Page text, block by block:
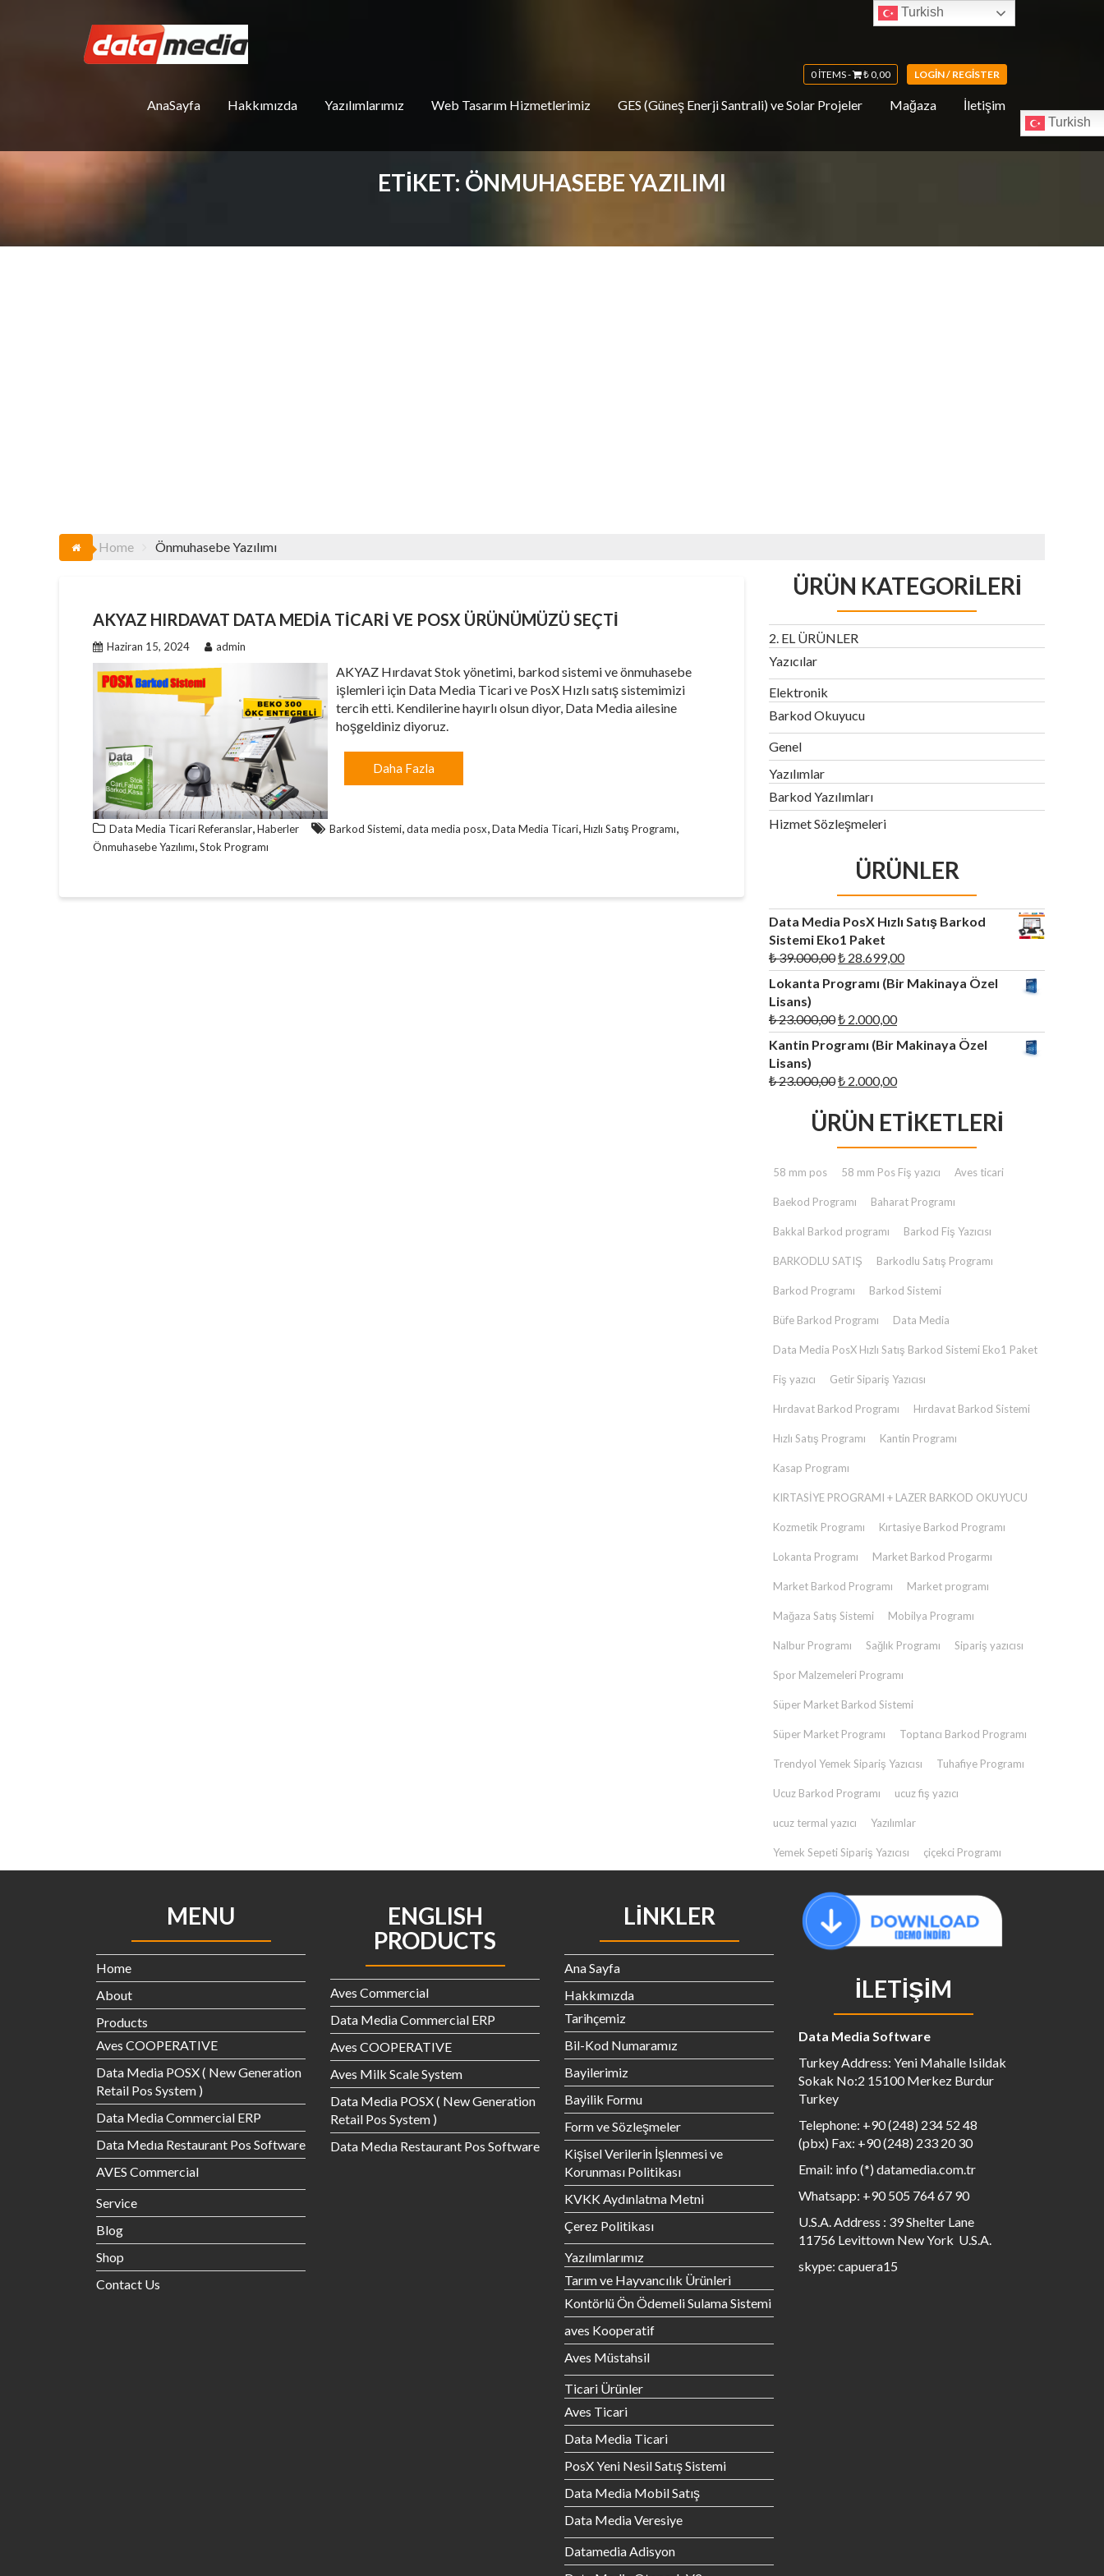
0 ITEMS - ₺0,00 LOGIN / REGISTER
AnaSayfa Hakkımızda Yazılımlarımız Web Tasarım Hizmetlerimiz GES (Güneş Enerji Santrali) ve Solar Projeler Mağaza İletişim
Turkish
ETIKET: ÖNMUHASEBE YAZILIMI
Home Önmuhasebe Yazılımı
AKYAZ HIRDAVAT DATA MEDIA TICARI VE POSX ÜRÜNÜMÜZÜ SEÇTI
Haziran 15, 2024 admin
AKYAZ Hırdavat Stok yönetimi, barkod sistemi ve önmuhasebe
işlemleri için Data Media Ticari ve PosX Hızlı satış sistemimizi
tercih etti. Kendilerine hayırlı olsun diyor, Data Media ailesine
hoşgeldiniz diyoruz.
Daha Fazla
Data Media Ticari Referanslar,Haberler Barkod Sistemi,data media posx,Data Media Ticari,Hızlı Satış Programı,
Önmuhasebe Yazılımı,Stok Programı
ÜRÜN KATEGORILERI
2. EL ÜRÜNLER
Yazıcılar
Elektronik
Barkod Okuyucu
Genel
Yazılımlar
Barkod Yazılımları
Hizmet Sözleşmeleri
ÜRÜNLER
Data Media PosX Hızlı Satış Barkod
Sistemi Eko1 Paket
₺39.000,00Orijinal
fiyat:
₺ 39.000,00.
₺ 28.699,00Şu
andaki
fiyat:
Lokanta Programı (Bir Makinaya Özel
Lisans)
₺23.000,00Orijinal
fiyat:
₺ 23.000,00.
₺ 2.000,00Şu
andaki
fiyat:
Kantin Programı (Bir Makinaya Özel
Lisans)
₺23.000,00Orijinal
₺ 23.000,00.
₺ 2.000,00Şu
fiyat:
₺ 2.000,00.
ÜRÜN ETIKETLERI
58 mm pos 58 mm Pos Fiş yazıcı Aves ticari
Baekod Programı Baharat Programı
Bakkal Barkod programı Barkod Fiş Yazıcısı
BARKODLU SATIŞ Barkodlu Satış Programı
Barkod Programı Barkod Sistemi
Büfe Barkod Programı Data Media
Data Media PosX Hızlı Satış Barkod Sistemi Eko1 Paket
Fiş yazıcı Getir Sipariş Yazıcısı
Hırdavat Barkod Programı Hırdavat Barkod Sistemi
Hızlı Satış Programı Kantin Programı
Kasap Programı
KIRTASİYE PROGRAMI + LAZER BARKOD OKUYUCU
Kozmetik Programı Kırtasiye Barkod Programı
Lokanta Programı Market Barkod Progarmı
Market Barkod Programı Market programı
Mağaza Satış Sistemi Mobilya Programı
Nalbur Programı Sağlık Programı Sipariş yazıcısı
Spor Malzemeleri Programı
Süper Market Barkod Sistemi
Süper Market Programı Toptancı Barkod Programı
Trendyol Yemek Sipariş Yazıcısı Tuhafiye Programı
Ucuz Barkod Programı ucuz fiş yazıcı
ucuz termal yazıcı Yazılımlar
Yemek Sepeti Sipariş Yazıcısı çiçekci Programı
MENU
Home
About
Products
Aves COOPERATIVE
Data Media POSX ( New Generation
Retail Pos System )
Data Media Commercial ERP
Data Medıa Restaurant Pos Software
AVES Commercial
Service
Blog
Shop
Contact Us
ENGLISH
PRODUCTS
Aves Commercial
Data Media Commercial ERP
Aves COOPERATIVE
Aves Milk Scale System
Data Media POSX ( New Generation
Retail Pos System )
Data Medıa Restaurant Pos Software
LINKLER
Ana Sayfa
Hakkımızda
Tarihçemiz
Bil-Kod Numaramız
Bayilerimiz
Bayilik Formu
Form ve Sözleşmeler
Kişisel Verilerin İşlenmesi ve
Korunması Politikası
KVKK Aydınlatma Metni
Çerez Politikası
Yazılımlarımız
Tarım ve Hayvancılık Ürünleri
Kontörlü Ön Ödemeli Sulama Sistemi
aves Kooperatif
Aves Müstahsil
Ticari Ürünler
Aves Ticari
Data Media Ticari
PosX Yeni Nesil Satış Sistemi
Data Media Mobil Satış
Data Media Veresiye
Datamedia Adisyon
İLETIŞIM
Data Media Software
Turkey Address: Yeni Mahalle Isildak
Sokak No:2 15100 Merkez Burdur
Turkey
Telephone: +90 (248) 234 52 48
(pbx) Fax: +90 (248) 233 20 30
Email: info (*) datamedia.com.tr
Whatsapp: +90 505 764 67 90
U.S.A. Address : 39 Shelter Lane
11756 Levittown New York U.S.A.
skype: capuera15
Turkish